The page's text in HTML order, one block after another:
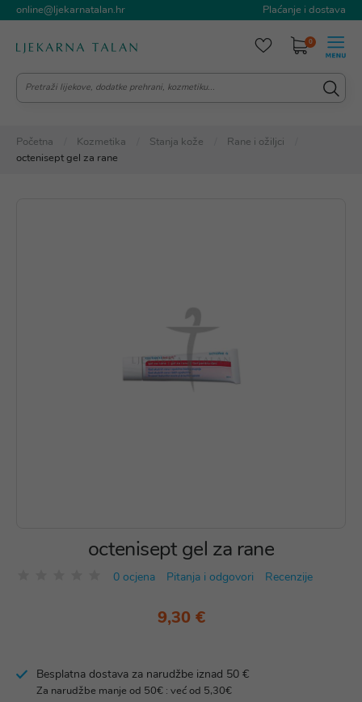
online@ljekarnatalan.hr Plaćanje i dostava
0
Početna Kozmetika Stanja kože
Rane i ožiljci
octenisept gel za rane
octenisept gel za rane
0 ocjena Pitanja i odgovori Recenzije
9,30 €
Besplatna dostava za narudžbe iznad 50 €
Za narudžbe manje od 50€ : već od 5,30€